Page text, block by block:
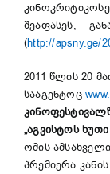
შეაფასეს, –
(http://apsny.ge/
2011 წლის 20
სააგენტოც
„აგვისტოს
ომის
პრემიერა